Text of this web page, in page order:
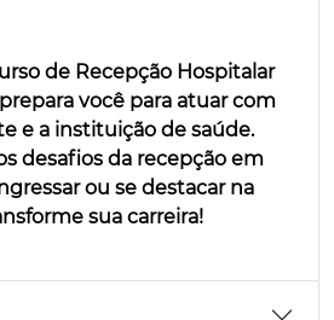
de Recepção Hospitalar
você para atuar com
e a instituição de saúde.
desafios da recepção em
ou se destacar na
sua carreira!